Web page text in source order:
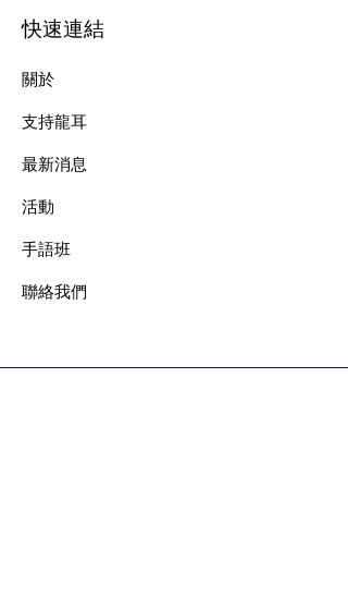
快速連結
關於
支持龍耳
最新消息
​活動
手語班
​聯絡我們